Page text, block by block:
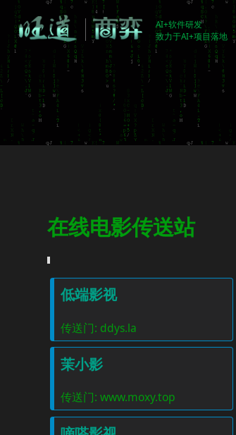
AI+软件研发
致力于AI+项目落地
在线电影传送站
低端影视
传送门: ddys.la
茉小影
传送门: www.moxy.top